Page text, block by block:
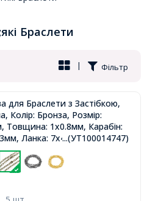
Браслети
Фільтр
|
для Браслети з Застібкою,
Колір: Бронза, Розмір:
Товщина: 1x0.8мм, Карабін:
Ланка: 7x4.5x1мм,...(УТ100014747)